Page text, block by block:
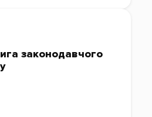
законодавчого